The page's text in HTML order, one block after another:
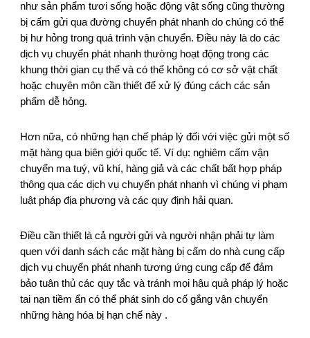
như sản phẩm tươi sống hoặc động vật sống cũng thường
bị cấm gửi qua đường chuyển phát nhanh do chúng có thể
bị hư hỏng trong quá trình vận chuyển. Điều này là do các
dịch vụ chuyển phát nhanh thường hoạt động trong các
khung thời gian cụ thể và có thể không có cơ sở vật chất
hoặc chuyên môn cần thiết để xử lý đúng cách các sản
phẩm dễ hỏng.
Hơn nữa, có những hạn chế pháp lý đối với việc gửi một số
mặt hàng qua biên giới quốc tế. Ví dụ: nghiêm cấm vận
chuyển ma tuý, vũ khí, hàng giả và các chất bất hợp pháp
thông qua các dịch vụ chuyển phát nhanh vì chúng vi phạm
luật pháp địa phương và các quy định hải quan.
Điều cần thiết là cả người gửi và người nhận phải tự làm
quen với danh sách các mặt hàng bị cấm do nhà cung cấp
dịch vụ chuyển phát nhanh tương ứng cung cấp để đảm
bảo tuân thủ các quy tắc và tránh mọi hậu quả pháp lý hoặc
tai nạn tiềm ẩn có thể phát sinh do cố gắng vận chuyển
những hàng hóa bị hạn chế này .